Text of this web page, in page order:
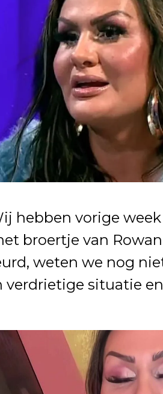
hebben vorige
broertje van
weten we nog
verdrietige situatie